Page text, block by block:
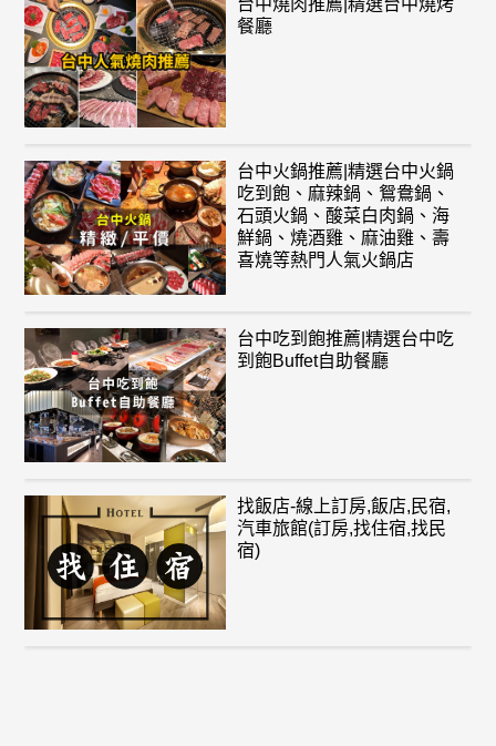
台中燒肉推薦|精選台中燒烤
餐廳
台中火鍋推薦|精選台中火鍋
吃到飽、麻辣鍋、鴛鴦鍋、
石頭火鍋、酸菜白肉鍋、海
鮮鍋、燒酒雞、麻油雞、壽
喜燒等熱門人氣火鍋店
台中吃到飽推薦|精選台中吃
到飽Buffet自助餐廳
找飯店-線上訂房,飯店,民宿,
汽車旅館(訂房,找住宿,找民
宿)